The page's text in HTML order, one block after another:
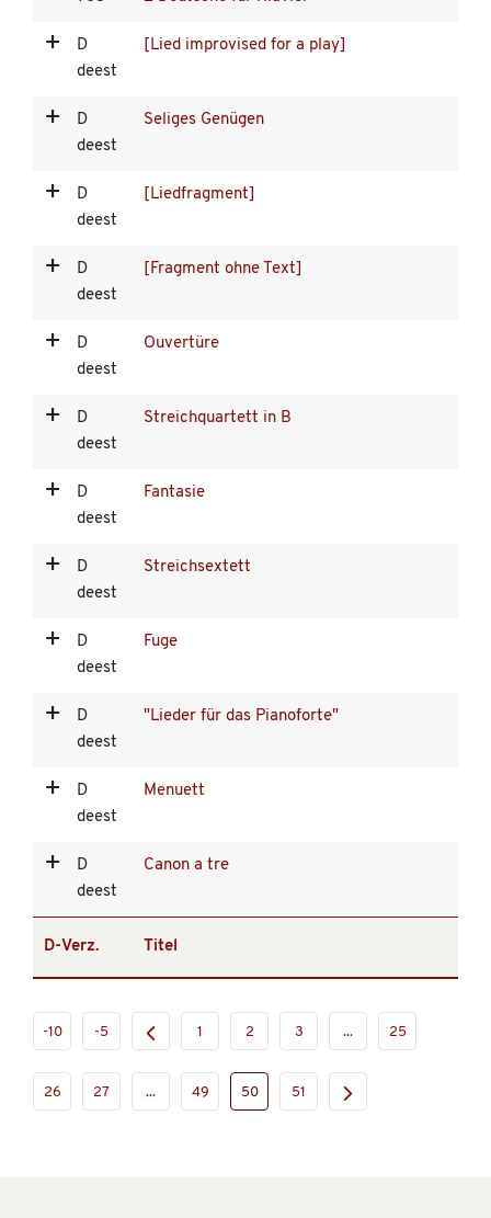
D
deest
[Lied improvised for a play]
D
deest
Seliges Genügen
D
deest
[Liedfragment]
D
deest
[Fragment ohne Text]
D
deest
Ouvertüre
D
deest
Streichquartett in B
D
deest
Fantasie
D
deest
Streichsextett
D
deest
Fuge
D
deest
"Lieder für das Pianoforte"
D
deest
Menuett
D
deest
Canon a tre
D-Verz. Titel
-10 -5 1 2 3 ... 25
26 27 ... 49 50 51